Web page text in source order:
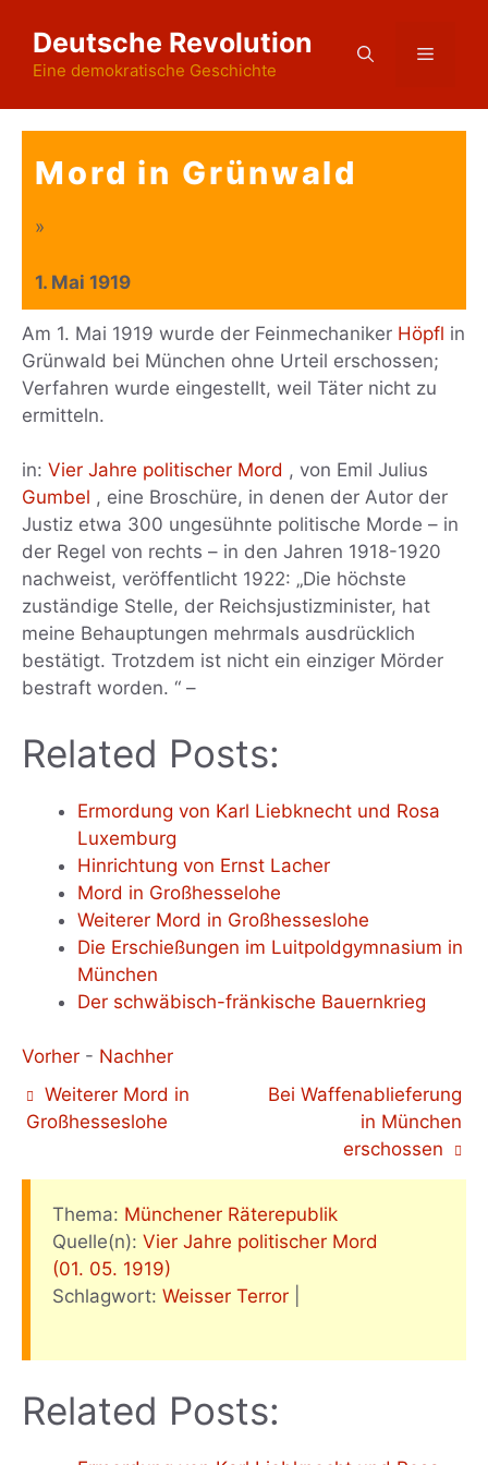
Inhalt
springen
Deutsche Revolution
Eine demokratische Geschichte
Menü
Mord in Grünwald
»
1. Mai 1919
Am 1. Mai 1919 wurde der Feinmechaniker Höpfl in
Grünwald bei München ohne Urteil erschossen;
Verfahren wurde eingestellt, weil Täter nicht zu
ermitteln.
in: Vier Jahre politischer Mord , von Emil Julius
Gumbel , eine Broschüre, in denen der Autor der
Justiz etwa 300 ungesühnte politische Morde – in
der Regel von rechts – in den Jahren 1918-1920
nachweist, veröffentlicht 1922: „Die höchste
zuständige Stelle, der Reichsjustizminister, hat
meine Behauptungen mehrmals ausdrücklich
bestätigt. Trotzdem ist nicht ein einziger Mörder
bestraft worden. “ –
Related Posts:
Ermordung von Karl Liebknecht und Rosa
Luxemburg
Hinrichtung von Ernst Lacher
Mord in Großhesselohe
Weiterer Mord in Großhesseslohe
Die Erschießungen im Luitpoldgymnasium in
München
Der schwäbisch-fränkische Bauernkrieg
Vorher - Nachher
Weiterer Mord in
Großhesseslohe
Bei Waffenablieferung
in München
erschossen
Thema: Münchener Räterepublik
Quelle(n): Vier Jahre politischer Mord
(01. 05. 1919)
Schlagwort: Weisser Terror
Related Posts: